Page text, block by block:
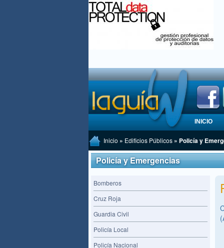
INICIO
Inicio » Edificios Públicos » Policía y
Policía y Emergencias
Bomberos
Cruz Roja
Guardia Civil
Policía Local
Policía Nacional